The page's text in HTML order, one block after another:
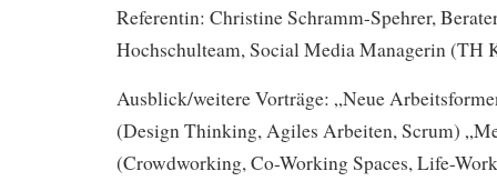
Referentin: Christine Schramm-Spehrer,
Hochschulteam, Social Media Managerin (TH
Ausblick/weitere Vorträge: „Neue
(Design Thinking, Agiles Arbeiten, Scrum)
(Crowdworking, Co-Working Spaces, Life-